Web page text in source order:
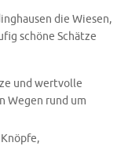
die Wiesen,
schöne Schätze
und wertvolle
Wegen rund um